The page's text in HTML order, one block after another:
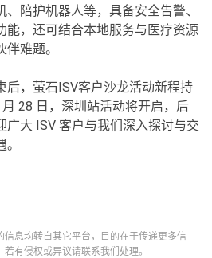
陪护机器人等，具备安全告警、
能，还可结合本地服务与医疗资源
难题。
后，萤石ISV客户沙龙活动新程持
28 日，深圳站活动将开启，后
广大 ISV 客户与我们深入探讨与交
信息均转自其它平台，目的在于传递更多信
有侵权或异议请联系我们处理。